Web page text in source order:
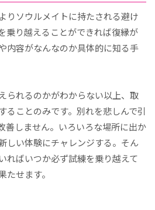
りソウルメイトに持たされる避け
乗り越えることができれば復縁が
内容がなんなのか具体的に知る手
られるのかがわからない以上、取
ることのみです。別れを悲しんで引
善しません。いろいろな場所に出か
しい体験にチャレンジする。そん
ればいつか必ず試練を乗り越えて
たせます。